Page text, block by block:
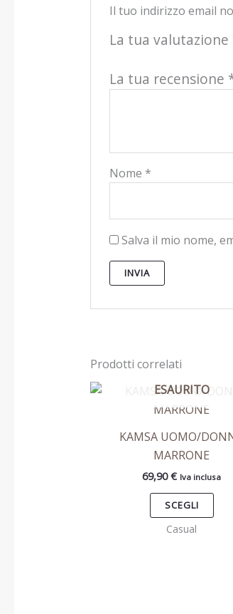
Il tuo indirizzo email
La tua valutazione
La tua recensione
Nome *
Salva il mio nome,
Prodotti correlati
ESAURITO
KAMSA UOMO/
MARRONE
69,90€ Iva inclusa
SCEGLI
più
Le
Casual